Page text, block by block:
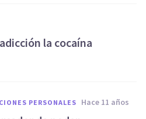
la cocaína
PERSONALES hace 11 años